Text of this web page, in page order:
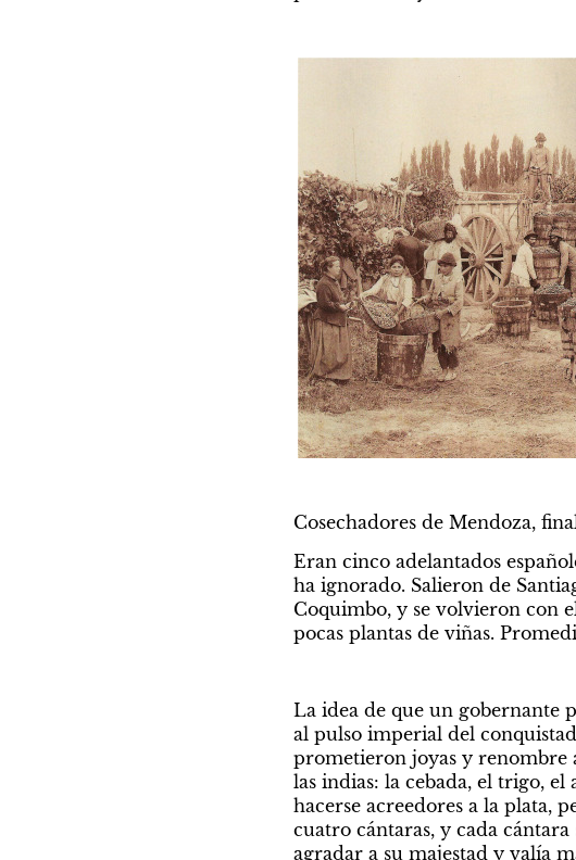
Cosechadores de Mendoza,
Eran cinco adelantados
ha ignorado. Salieron de
Coquimbo, y se volvieron con
pocas plantas de viñas.
La idea de que un gobernante
al pulso imperial del
prometieron joyas y renombre
las indias: la cebada, el trigo,
hacerse acreedores a la plata,
cuatro cántaras, y cada
agradar a su majestad y valía